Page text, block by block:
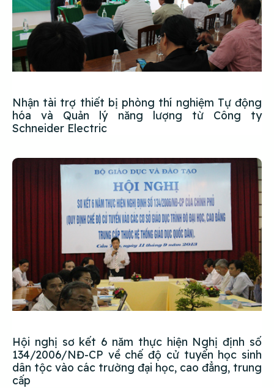
Nhận tài trợ thiết bị phòng thí nghiệm Tự động
hóa và Quản lý năng lượng từ Công ty
Schneider Electric
Hội nghị sơ kết 6 năm thực hiện Nghị định số
134/2006/NĐ-CP về chế độ cử tuyển học sinh
dân tộc vào các trường đại học, cao đẳng, trung
cấp